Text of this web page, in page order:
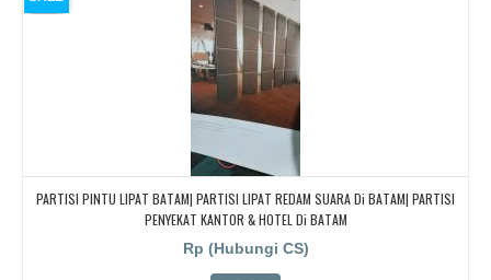
PARTISI PINTU LIPAT BATAM| PARTISI LIPAT REDAM SUARA Di BATAM| PARTISI
PENYEKAT KANTOR & HOTEL Di BATAM
Rp (Hubungi CS)